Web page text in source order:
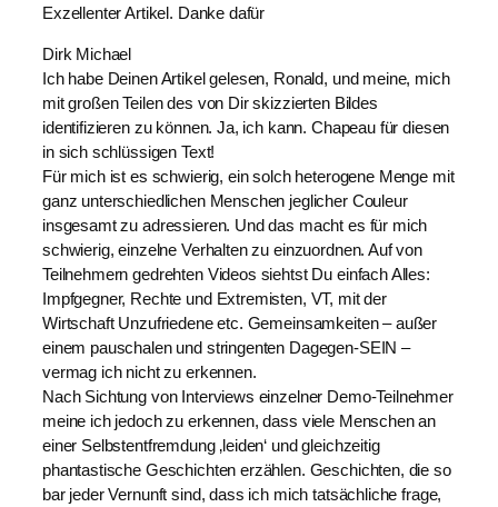
Exzellenter Artikel. Danke dafür
Dirk Michael
Ich habe Deinen Artikel gelesen, Ronald, und meine, mich
mit großen Teilen des von Dir skizzierten Bildes
identifizieren zu können. Ja, ich kann. Chapeau für diesen
in sich schlüssigen Text!
Für mich ist es schwierig, ein solch heterogene Menge mit
ganz unterschiedlichen Menschen jeglicher Couleur
insgesamt zu adressieren. Und das macht es für mich
schwierig, einzelne Verhalten zu einzuordnen. Auf von
Teilnehmern gedrehten Videos siehtst Du einfach Alles:
Impfgegner, Rechte und Extremisten, VT, mit der
Wirtschaft Unzufriedene etc. Gemeinsamkeiten – außer
einem pauschalen und stringenten Dagegen-SEIN –
vermag ich nicht zu erkennen.
Nach Sichtung von Interviews einzelner Demo-Teilnehmer
meine ich jedoch zu erkennen, dass viele Menschen an
einer Selbstentfremdung ‚leiden‘ und gleichzeitig
phantastische Geschichten erzählen. Geschichten, die so
bar jeder Vernunft sind, dass ich mich tatsächliche frage,